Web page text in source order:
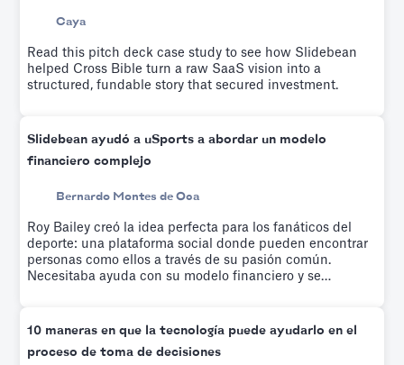
Caya
Read this pitch deck case study to see how Slidebean
helped Cross Bible turn a raw SaaS vision into a
structured, fundable story that secured investment.
Slidebean ayudó a uSports a abordar un modelo
financiero complejo
Bernardo Montes de Oca
Roy Bailey creó la idea perfecta para los fanáticos del
deporte: una plataforma social donde pueden encontrar
personas como ellos a través de su pasión común.
Necesitaba ayuda con su modelo financiero y se
sobre modelos financieros basados en factores
impulsores mientras un equipo crea su modelo
financiero personalizado.
10 maneras en que la tecnología puede ayudarlo en el
proceso de toma de decisiones